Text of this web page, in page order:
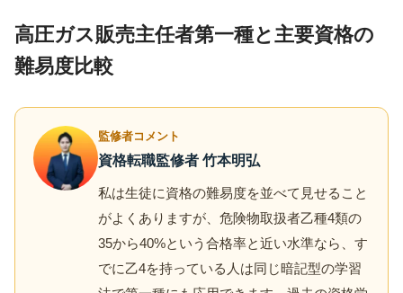
高圧ガス販売主任者第一種と主要資格の
難易度比較
監修者コメント
資格転職監修者 竹本明弘
私は生徒に資格の難易度を並べて見せること
がよくありますが、危険物取扱者乙種4類の
35から40%という合格率と近い水準なら、す
でに乙4を持っている人は同じ暗記型の学習